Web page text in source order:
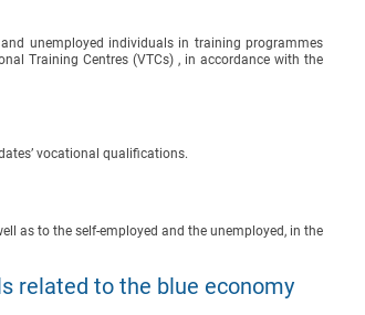
unemployed individuals in training programmes
Training Centres (VTCs) , in accordance with the
vocational qualifications.
as to the self-employed and the unemployed, in the
related to the blue economy